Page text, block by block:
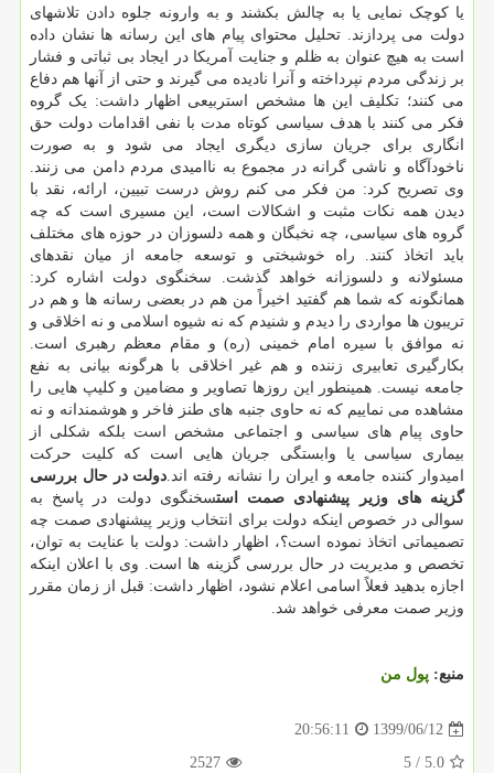
یا کوچک نمایی یا به چالش بکشند و به وارونه جلوه دادن تلاشهای
دولت می پردازند. تحلیل محتوای پیام های این رسانه ها نشان داده
است به هیچ عنوان به ظلم و جنایت آمریکا در ایجاد بی ثباتی و فشار
بر زندگی مردم نپرداخته و آنرا نادیده می گیرند و حتی از آنها هم دفاع
می کنند؛ تکلیف این ها مشخص استربیعی اظهار داشت: یک گروه
فکر می کنند با هدف سیاسی کوتاه مدت با نفی اقدامات دولت حق
انگاری برای جریان سازی دیگری ایجاد می شود و به صورت
ناخودآگاه و ناشی گرانه در مجموع به ناامیدی مردم دامن می زنند.
وی تصریح کرد: من فکر می کنم روش درست تبیین، ارائه، نقد با
دیدن همه نکات مثبت و اشکالات است، این مسیری است که چه
گروه های سیاسی، چه نخبگان و همه دلسوزان در حوزه های مختلف
باید اتخاذ کنند. راه خوشبختی و توسعه جامعه از میان نقدهای
مسئولانه و دلسوزانه خواهد گذشت. سخنگوی دولت اشاره کرد:
همانگونه که شما هم گفتید اخیراً من هم در بعضی رسانه ها و هم در
تریبون ها مواردی را دیدم و شنیدم که نه شیوه اسلامی و نه اخلاقی و
نه موافق با سیره امام خمینی (ره) و مقام معظم رهبری است.
بکارگیری تعابیری زننده و هم غیر اخلاقی با هرگونه بیانی به نفع
جامعه نیست. همینطور این روزها تصاویر و مضامین و کلیپ هایی را
مشاهده می نماییم که نه حاوی جنبه های طنز فاخر و هوشمندانه و نه
حاوی پیام های سیاسی و اجتماعی مشخص است بلکه شکلی از
بیماری سیاسی یا وابستگی جریان هایی است که کلیت حرکت
امیدوار کننده جامعه و ایران را نشانه رفته اند. دولت در حال بررسی
گزینه های وزیر پیشنهادی صمت استسخنگوی دولت در پاسخ به
سوالی در خصوص اینکه دولت برای انتخاب وزیر پیشنهادی صمت چه
تصمیماتی اتخاذ نموده است؟، اظهار داشت: دولت با عنایت به توان،
تخصص و مدیریت در حال بررسی گزینه ها است. وی با اعلان اینکه
اجازه بدهید فعلاً اسامی اعلام نشود، اظهار داشت: قبل از زمان مقرر
وزیر صمت معرفی خواهد شد.
منبع: پول من
1399/06/12
20:56:11
5.0
/ 5
2527